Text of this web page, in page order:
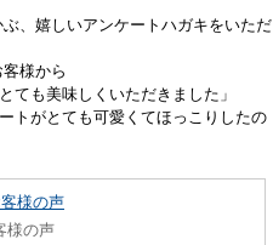
、嬉しいアンケートハガキをいただ
様から
ても美味しくいただきました」
トがとても可愛くてほっこりしたの
様の声